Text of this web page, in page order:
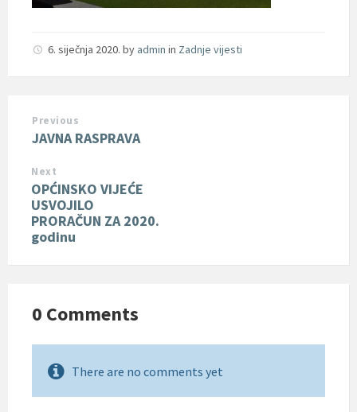
6. siječnja 2020. by admin in Zadnje vijesti
Previous
JAVNA RASPRAVA
Next
OPĆINSKO VIJEĆE
USVOJILO
PRORAČUN ZA 2020.
godinu
0 Comments
There are no comments yet